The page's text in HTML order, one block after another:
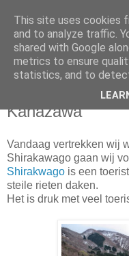
Ary's Blog
dinsdag 21 april 2015
21/04/15
Kanazawa
Vandaag vertrekken wij
Shirakawago gaan wij
Shirakwago is een
steile rieten daken.
Het is druk met veel
This site uses cookies
and to analyze traffic.
shared with Google
metrics to ensure
statistics, and to